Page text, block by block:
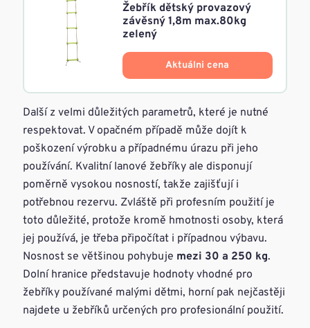
Žebřík dětský provazový
závěsný 1,8m max.80kg
zelený
Aktuálni cena
Další z velmi důležitých parametrů, které je nutné
respektovat. V opačném případě může dojít k
poškození výrobku a případnému úrazu při jeho
používání. Kvalitní lanové žebříky ale disponují
poměrně vysokou nosností, takže zajišťují i
potřebnou rezervu. Zvláště při profesním použití je
toto důležité, protože kromě hmotnosti osoby, která
jej používá, je třeba připočítat i případnou výbavu.
Nosnost se většinou pohybuje mezi 30 a 250 kg.
Dolní hranice představuje hodnoty vhodné pro
žebříky používané malými dětmi, horní pak nejčastěji
najdete u žebříků určených pro profesionální použití.